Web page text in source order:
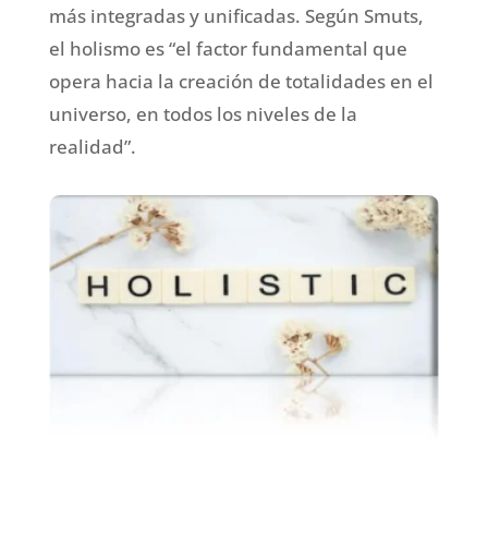
más integradas y unificadas. Según Smuts,
el holismo es “el factor fundamental que
opera hacia la creación de totalidades en el
universo, en todos los niveles de la
realidad”.